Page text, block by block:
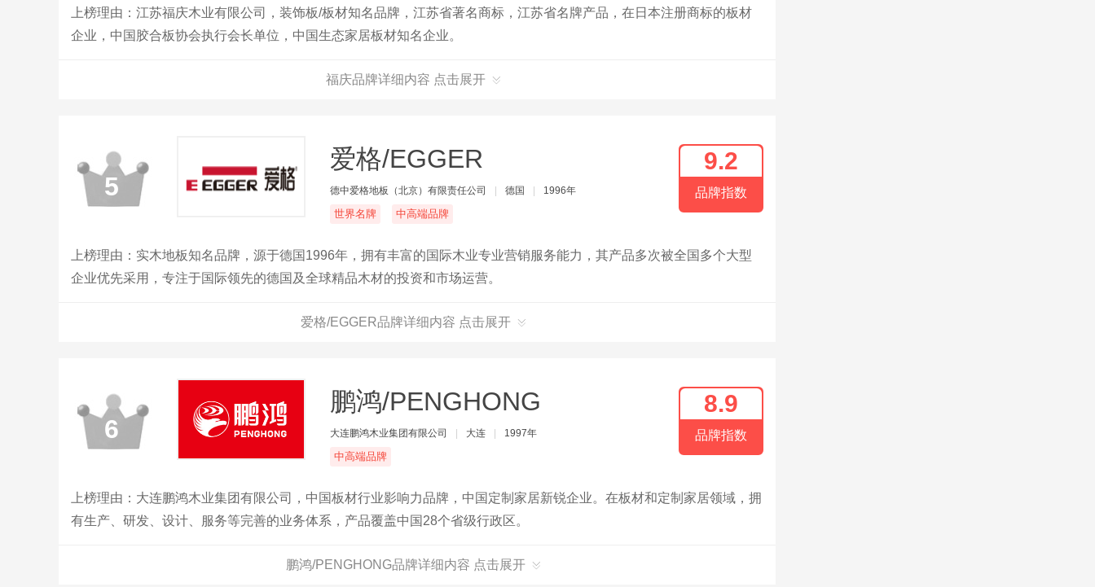
上榜理由：江苏福庆木业有限公司，装饰板/板材知名品牌，江苏省著名商标，江苏省名牌产品，在日本注册商标的板材
企业，中国胶合板协会执行会长单位，中国生态家居板材知名企业。
福庆品牌详细内容 点击展开
5
爱格/EGGER
德中爱格地板（北京）有限责任公司 德国 1996年
世界名牌 中高端品牌
9.2
品牌指数
上榜理由：实木地板知名品牌，源于德国1996年，拥有丰富的国际木业专业营销服务能力，其产品多次被全国多个大型
企业优先采用，专注于国际领先的德国及全球精品木材的投资和市场运营。
爱格/EGGER品牌详细内容 点击展开
6
鹏鸿/PENGHONG
大连鹏鸿木业集团有限公司 大连 1997年
中高端品牌
8.9
品牌指数
上榜理由：大连鹏鸿木业集团有限公司，中国板材行业影响力品牌，中国定制家居新锐企业。在板材和定制家居领域，拥
有生产、研发、设计、服务等完善的业务体系，产品覆盖中国28个省级行政区。
鹏鸿/PENGHONG品牌详细内容 点击展开